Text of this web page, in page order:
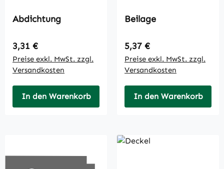
Abdichtung
Regulärer Preis:
3,31 €
Preise exkl. MwSt. zzgl.
Versandkosten
In den Warenkorb
Beilage
Regulärer Preis:
5,37 €
Preise exkl. MwSt. zzgl.
Versandkosten
In den Warenkorb